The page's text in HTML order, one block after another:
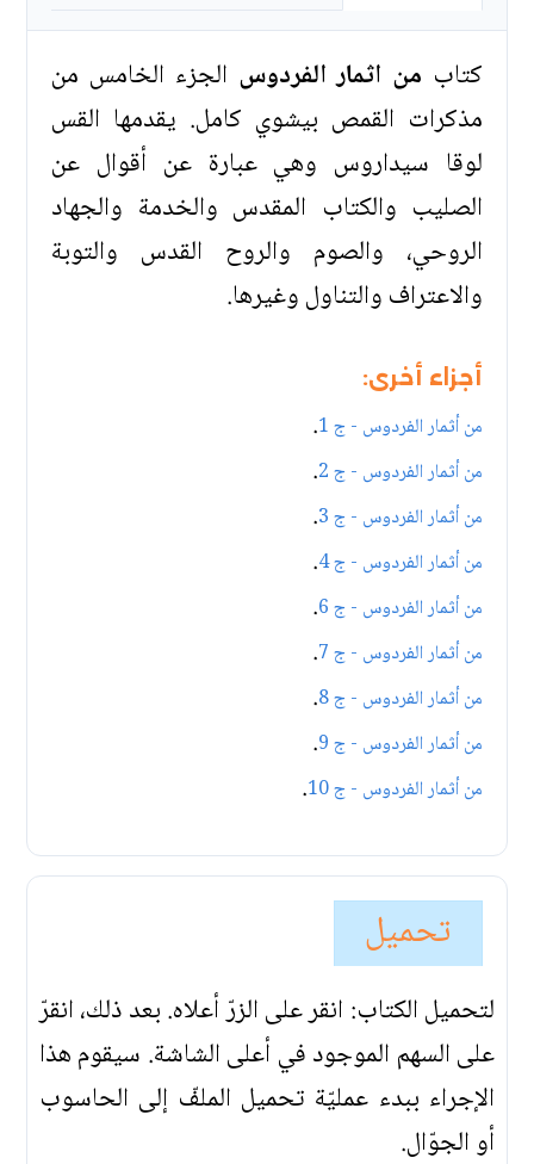
كتاب من اثمار الفردوس الجزء الخامس من
مذكرات القمص بيشوي كامل. يقدمها القس
لوقا سيداروس وهي عبارة عن أقوال عن
الصليب والكتاب المقدس والخدمة والجهاد
الروحي، والصوم والروح القدس والتوبة
والاعتراف والتناول وغيرها.
أجزاء أخرى:
من أثمار الفردوس - ج 1 .
من أثمار الفردوس - ج 2 .
من أثمار الفردوس - ج 3 .
من أثمار الفردوس - ج 4 .
من أثمار الفردوس - ج 6 .
من أثمار الفردوس - ج 7 .
من أثمار الفردوس - ج 8 .
من أثمار الفردوس - ج 9 .
من أثمار الفردوس - ج 10 .
تحميل
لتحميل الكتاب: انقر على الزرّ أعلاه. بعد ذلك، انقرّ
على السهم الموجود في أعلى الشاشة. سيقوم هذا
الإجراء ببدء عمليّة تحميل الملفّ إلى الحاسوب
أو الجوّال.